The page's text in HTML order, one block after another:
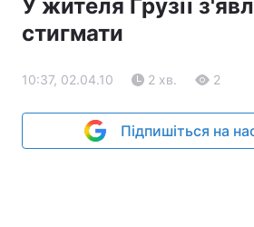
У жителя Грузії
стигмати
10:37, 02.04.10 2 хв. 2
Підпишіться на